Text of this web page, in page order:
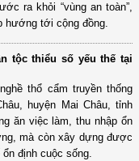
ra khỏi “vùng an toàn”,
hướng tới cộng đồng.
tộc thiểu số yếu thế tại
thổ cẩm truyền thống
huyện Mai Châu, tỉnh
ăn việc làm, thu nhập ổn
mà còn xây dựng được
định cuộc sống.